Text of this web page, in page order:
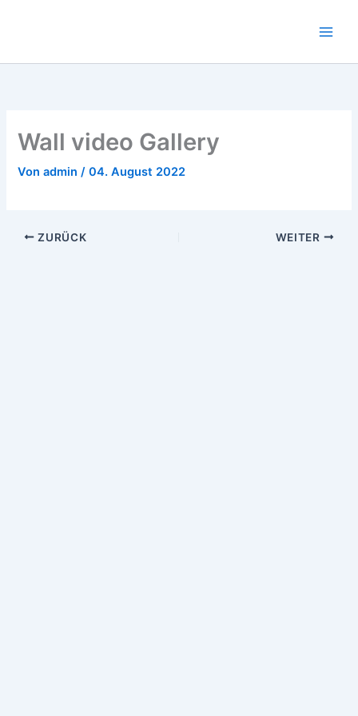
Wall video Gallery
Vonadmin/04. August 2022
ZURÜCK WEITER